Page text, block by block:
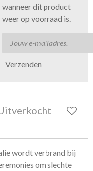
wanneer dit product
weer op voorraad is.
Verzenden
wordt verbrand bij
om slechte